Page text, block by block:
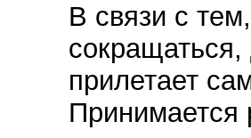
В связи с
прилетает